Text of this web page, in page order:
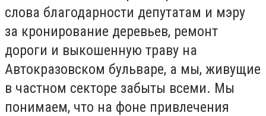
слова благодарности депутатам и мэру
за кронирование деревьев, ремонт
дороги и выкошенную траву на
Автокразовском бульваре, а мы, живущие
в частном секторе забыты всеми. Мы
понимаем, что на фоне привлечения